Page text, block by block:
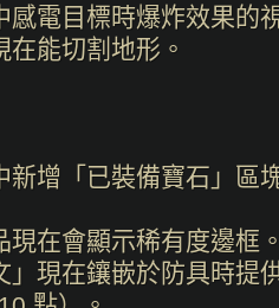
感電目標時爆炸效果的
在能切割地形。
新增「已裝備寶石」區
現在會顯示稀有度邊框
」現在鑲嵌於防具時提